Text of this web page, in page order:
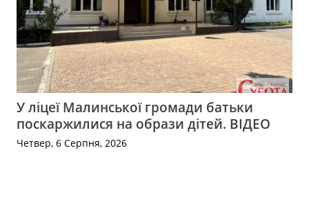
У ліцеї Малинської громади батьки
поскаржилися на образи дітей. ВІДЕО
Четвер, 6 Серпня, 2026